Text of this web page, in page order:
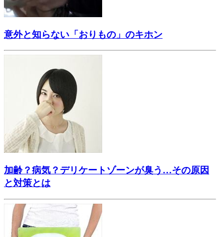
意外と知らない「おりもの」のキホン
加齢？病気？デリケートゾーンが臭う…その原因
と対策とは